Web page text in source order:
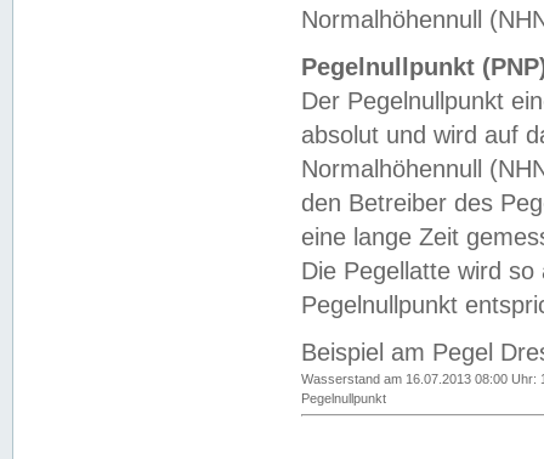
Normalhöhennull
Pegelnullpunkt
Der Pegelnullpunkt
absolut und wird auf
Normalhöhennull
den Betreiber des
eine lange Zeit
Die Pegellatte wird
Pegelnullpunkt
Beispiel am Pegel
Wasserstand am 16.07.2013 08:00 Uhr:
Pegelnullpunkt